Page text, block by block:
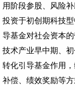
用阶段参股、风险
投资于初创期科技
导基金对社会资本
技术产业早中期、
转化引导基金作用
补偿、绩效奖励等